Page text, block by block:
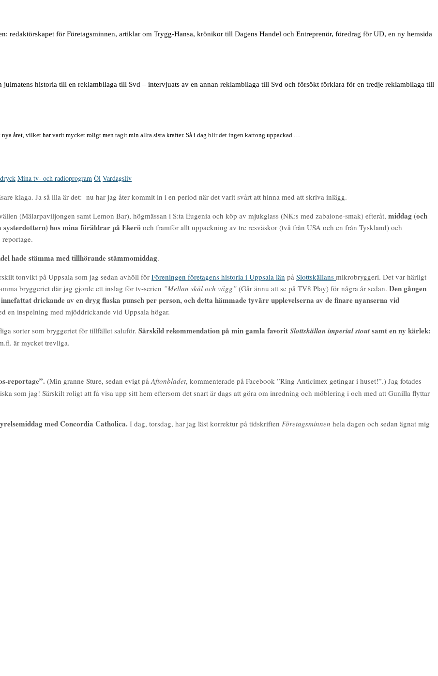
redaktörskapet för Företagsminnen, artiklar om Trygg-Hansa, krönikor till Dagens Handel och Entreprenör, föredrag för UD, en ny hemsida
historia till en reklambilaga till Svd – intervjuats av en annan reklambilaga till Svd och försökt förklara för en tredje reklambilaga till
året, vilket har varit mycket roligt men tagit min allra sista krafter. Så i dag blir det ingen kartong uppackad …
Mina tv- och radioprogram Öl Vardagsliv
klaga. Ja så illa är det: nu har jag åter kommit in i en period när det varit svårt att hinna med att skriva inlägg.
(Mälarpaviljongen samt Lemon Bar), högmässan i S:ta Eugenia och köp av mjukglass (NK:s med zabaione-smak) efteråt, middag (och
systerdottern) hos mina föräldrar på Ekerö och framför allt uppackning av tre resväskor (två från USA och en från Tyskland) och
hade stämma med tillhörande stämmomiddag.
tonvikt på Uppsala som jag sedan avhöll för Föreningen företagens historia i Uppsala län på Slottskällans mikrobryggeri. Det var härligt
bryggeriet där jag gjorde ett inslag för tv-serien ”Mellan skål och vägg” (Går ännu att se på TV8 Play) för några år sedan. Den gången
drickande av en dryg flaska punsch per person, och detta hämmade tyvärr upplevelserna av de finare nyanserna vid
en inspelning med mjöddrickande vid Uppsala högar.
sorter som bryggeriet för tillfället saluför. Särskild rekommendation på min gamla favoritSlottskällan imperial stoutsamt en ny kärlek:
är mycket trevliga.
reportage”. (Min granne Sture, sedan evigt påAftonbladet, kommenterade på Facebook ”Ring Anticimex getingar i huset!”.) Jag fotades
som jag! Särskilt roligt att få visa upp sitt hem eftersom det snart är dags att göra om inredning och möblering i och med att Gunilla flyttar
med Concordia Catholica. I dag, torsdag, har jag läst korrektur på tidskriften Företagsminnen hela dagen och sedan ägnat mig